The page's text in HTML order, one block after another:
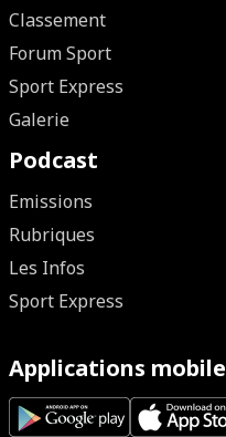
Classement
Forum Sport
Sport Express
Galerie
Podcast
Emissions
Rubriques
Les Infos
Sport Express
Applications mobile